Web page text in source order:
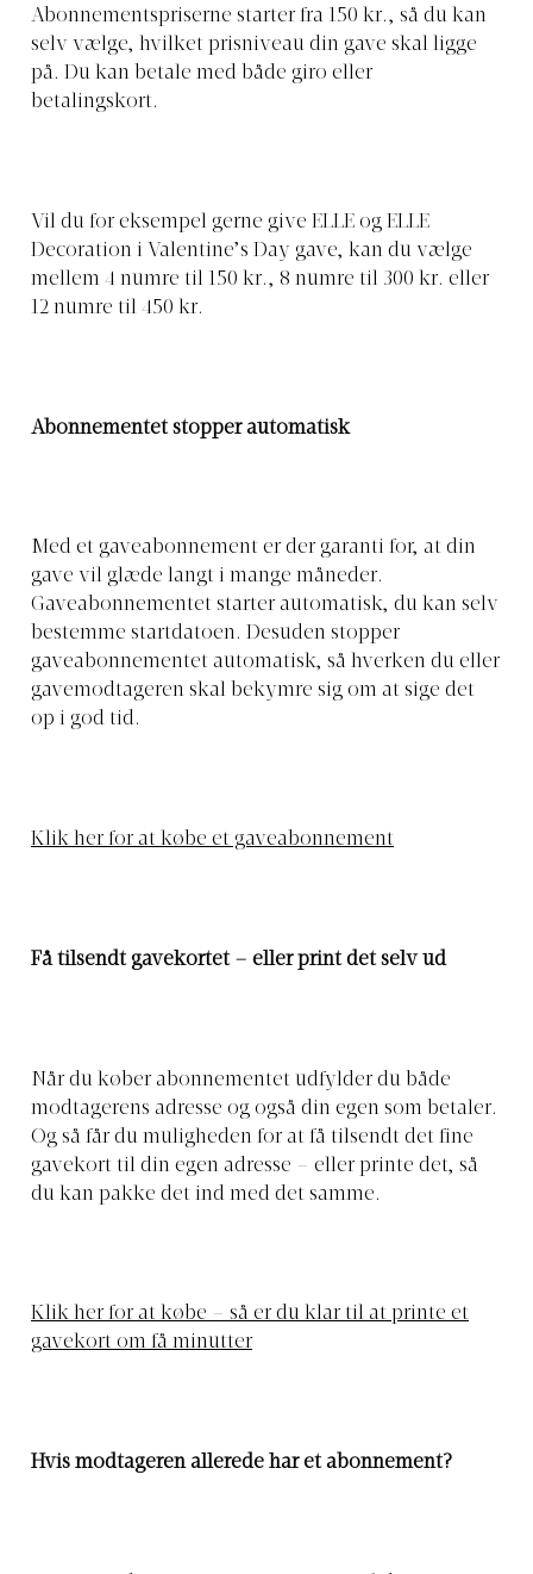
Abonnementspriserne starter fra 150 kr., så du kan
selv vælge, hvilket prisniveau din gave skal ligge
på. Du kan betale med både giro eller
betalingskort.
Vil du for eksempel gerne give ELLE og ELLE
Decoration i Valentine’s Day gave, kan du vælge
mellem 4 numre til 150 kr., 8 numre til 300 kr. eller
12 numre til 450 kr.
Abonnementet stopper automatisk
Med et gaveabonnement er der garanti for, at din
gave vil glæde langt i mange måneder.
Gaveabonnementet starter automatisk, du kan selv
bestemme startdatoen. Desuden stopper
gaveabonnementet automatisk, så hverken du eller
gavemodtageren skal bekymre sig om at sige det
op i god tid.
Klik her for at købe et gaveabonnement
Få tilsendt gavekortet – eller print det selv ud
Når du køber abonnementet udfylder du både
modtagerens adresse og også din egen som betaler.
Og så får du muligheden for at få tilsendt det fine
gavekort til din egen adresse – eller printe det, så
du kan pakke det ind med det samme.
Klik her for at købe – så er du klar til at printe et
gavekort om få minutter
Hvis modtageren allerede har et abonnement?